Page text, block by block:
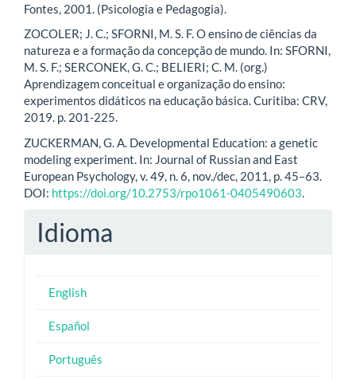
Fontes, 2001. (Psicologia e Pedagogia).
ZOCOLER; J. C.; SFORNI, M. S. F. O ensino de ciências da
natureza e a formação da concepção de mundo. In: SFORNI,
M. S. F.; SERCONEK, G. C.; BELIERI; C. M. (org.)
Aprendizagem conceitual e organização do ensino:
experimentos didáticos na educação básica. Curitiba: CRV,
2019. p. 201-225.
ZUCKERMAN, G. A. Developmental Education: a genetic
modeling experiment. In: Journal of Russian and East
European Psychology, v. 49, n. 6, nov./dec, 2011, p. 45–63.
DOI: https://doi.org/10.2753/rpo1061-0405490603
Idioma
English
Español
Português